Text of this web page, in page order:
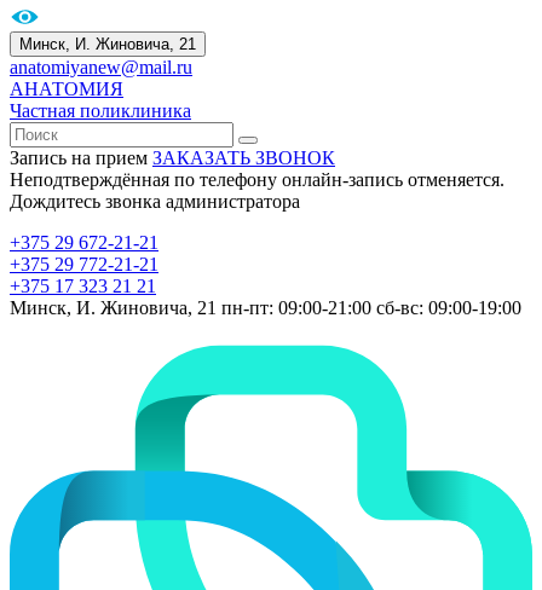
Минск, И. Жиновича, 21
anatomiyanew@mail.ru
АНАТОМИЯ
Частная поликлиника
Запись на прием ЗАКАЗАТЬ ЗВОНОК
Неподтверждённая по телефону онлайн-запись отменяется.
Дождитесь звонка администратора
+375 29 672-21-21
+375 29 772-21-21
+375 17 323 21 21
Минск, И. Жиновича, 21 пн-пт: 09:00-21:00 сб-вс: 09:00-19:00